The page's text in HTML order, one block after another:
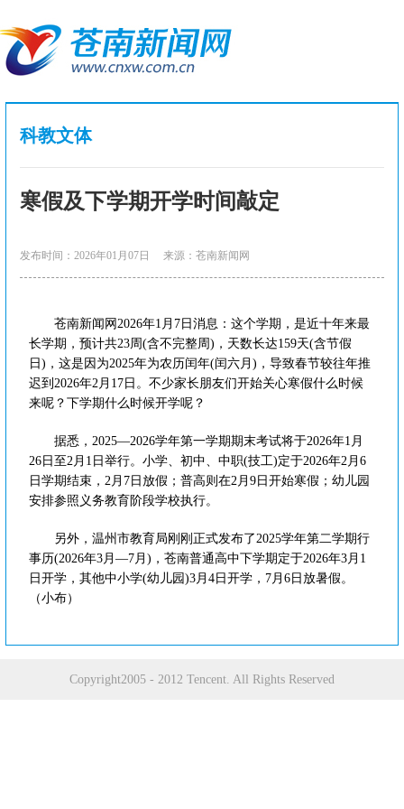
科教文体
寒假及下学期开学时间敲定
发布时间：2026年01月07日 来源：苍南新闻网
苍南新闻网2026年1月7日消息：这个学期，是近十年来最
长学期，预计共23周(含不完整周)，天数长达159天(含节假
日)，这是因为2025年为农历闰年(闰六月)，导致春节较往年推
迟到2026年2月17日。不少家长朋友们开始关心寒假什么时候
来呢？下学期什么时候开学呢？
据悉，2025—2026学年第一学期期末考试将于2026年1月
26日至2月1日举行。小学、初中、中职(技工)定于2026年2月6
日学期结束，2月7日放假；普高则在2月9日开始寒假；幼儿园
安排参照义务教育阶段学校执行。
另外，温州市教育局刚刚正式发布了2025学年第二学期行
事历(2026年3月—7月)，苍南普通高中下学期定于2026年3月1
日开学，其他中小学(幼儿园)3月4日开学，7月6日放暑假。
（小布）
Copyright2005 - 2012 Tencent. All Rights Reserved